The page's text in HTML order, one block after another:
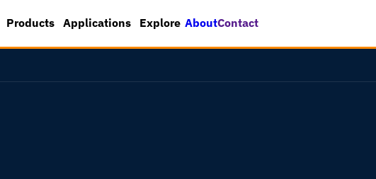
Products Applications Explore AboutContact